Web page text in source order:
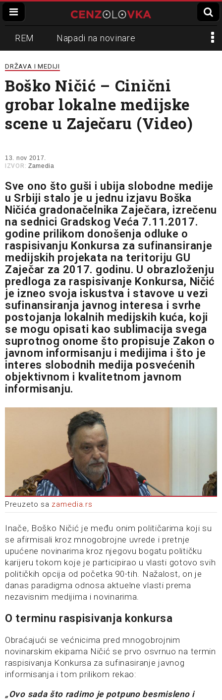
REM Napadi na novinare
Zvučni top
Propaganda Lokalni mediji
Informer Slavko Ćuruvija
DRŽAVA I MEDIJI
Boško Ničić – Cinični
grobar lokalne medijske
scene u Zaječaru (Video)
13. nov 2017.
IZVOR: Zamedia
Sve ono što guši i ubija slobodne medije
u Srbiji stalo je u jednu izjavu Boška
Ničića gradonačelnika Zaječara, izrečenu
na sednici Gradskog Veća 7.11.2017.
godine prilikom donošenja odluke o
raspisivanju Konkursa za sufinansiranje
medijskih projekata na teritoriju GU
Zaječar za 2017. godinu. U obrazloženju
predloga za raspisivanje Konkursa, Ničić
je izneo svoja iskustva i stavove u vezi
sufinansiranja javnog interesa i svrhe
postojanja lokalnih medijskih kuća, koji
se mogu opisati kao sublimacija svega
suprotnog onome što propisuje Zakon o
javnom informisanju i medijima i što je
interes slobodnih medija posvećenih
objektivnom i kvalitetnom javnom
informisanju.
Preuzeto sa zamedia.rs
Inače, Boško Ničić je među onim političarima koji su
se afirmisali kroz mnogobrojne uvrede i pretnje
upućene novinarima kroz njegovu bogatu političku
karijeru tokom koje je participirao u vlasti gotovo svih
političkih opcija od početka 90-tih. Nažalost, on je
danas paradigma odnosa aktuelne vlasti prema
nezavisnim medijima i novinarima.
O terminu raspisivanja konkursa
Obraćajući se većnicima pred mnogobrojnim
novinarskim ekipama Ničić se prvo osvrnuo na termin
raspisivanja Konkursa za sufinasiranje javnog
informisanja i tom prilikom rekao:
„Ovo sada što radimo je potpuno besmisleno i